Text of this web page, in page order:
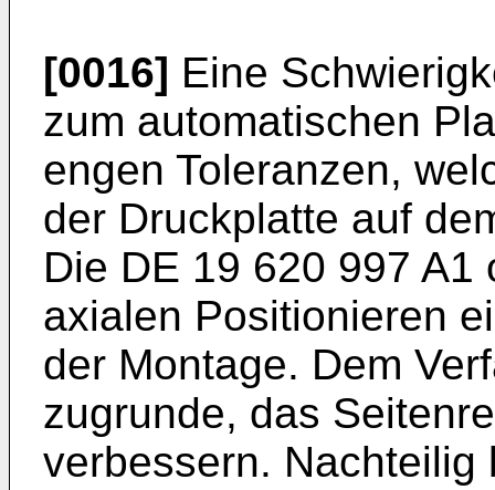
[0016] Eine
zum automatischen
engen Toleranzen,
der Druckplatte auf
Die DE 19 620 997 A1
axialen Positionieren
der Montage. Dem
zugrunde, das
verbessern.